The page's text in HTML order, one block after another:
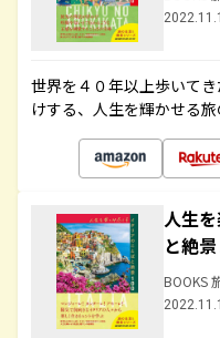
世界を４０年以上歩いて
けする、人生を輝かせる
人生
と絶
BOOKS